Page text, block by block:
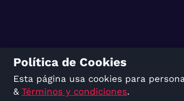
TÉRMINOS Y CONDICIONES
Política de Cookies
Esta página usa cookies para
& Términos y condiciones.